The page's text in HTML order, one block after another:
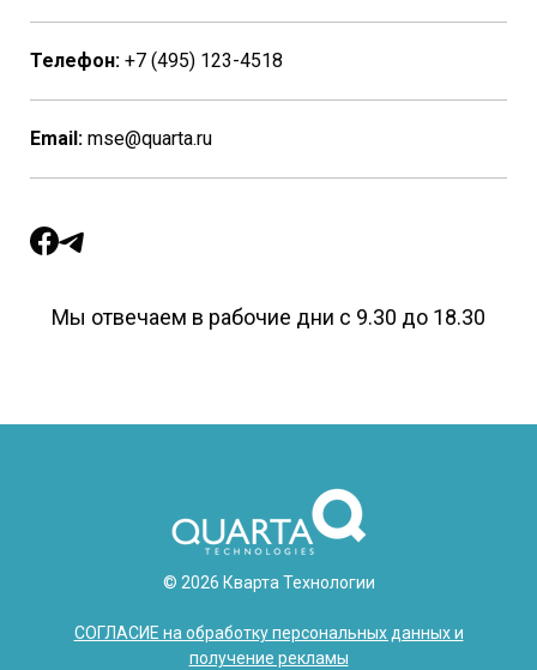
Телефон: +7 (495) 123-4518
Email: mse@quarta.ru
Мы отвечаем в рабочие дни с 9.30 до 18.30
© 2026 Кварта Технологии
СОГЛАСИЕ на обработку персональных данных и
получение рекламы